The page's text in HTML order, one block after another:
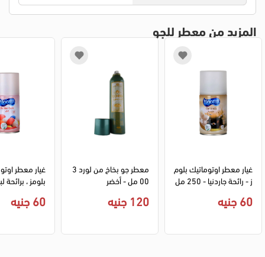
المزيد من معطر للجو
غيار معطر اوتوماتيك بلوم
ز - رائحة جاردنيا - 250 مل
60 جنيه
معطر جو بخاخ من لورد 3
00 مل - أخضر
120 جنيه 60 جنيه